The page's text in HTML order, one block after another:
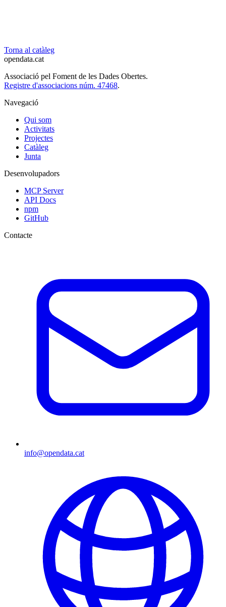
Torna al catàleg
opendata.cat
Associació pel Foment de les Dades Obertes.
Registre d'associacions núm. 47468.
Navegació
Qui som
Activitats
Projectes
Catàleg
Junta
Desenvolupadors
MCP Server
API Docs
npm
GitHub
Contacte
info@opendata.cat